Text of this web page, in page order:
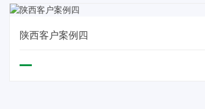
陕西客户案例四